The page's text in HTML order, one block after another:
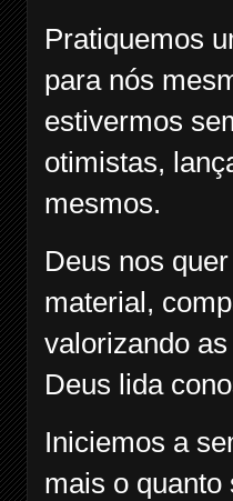
Pratiquemos
para nós
estivermos
otimistas,
mesmos.
Deus nos
material,
valorizando
Deus lida
Iniciemos a
mais o